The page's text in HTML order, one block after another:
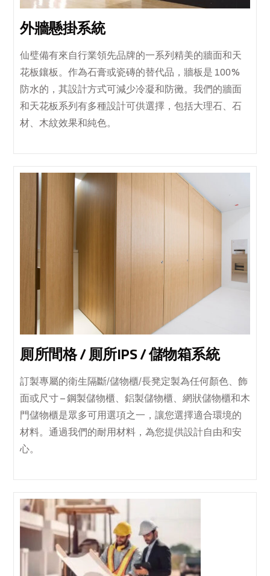
外牆懸掛系統
仙璧備有來自行業領先品牌的一系列精美的牆面和天
花板鑲板。作為石膏或瓷磚的替代品，牆板是 100%
防水的，其設計方式可減少冷凝和防黴。我們的牆面
和天花板系列有多種設計可供選擇，包括大理石、石
材、木紋效果和純色。
厠所間格 / 厠所IPS / 儲物箱系統
訂製專屬的衛生隔斷/儲物櫃/長凳定製為任何顏色、飾
面或尺寸 – 鋼製儲物櫃、鋁製儲物櫃、網狀儲物櫃和木
門儲物櫃是眾多可用選項之一，讓您選擇適合環境的
材料。通過我們的耐用材料，為您提供設計自由和安
心。